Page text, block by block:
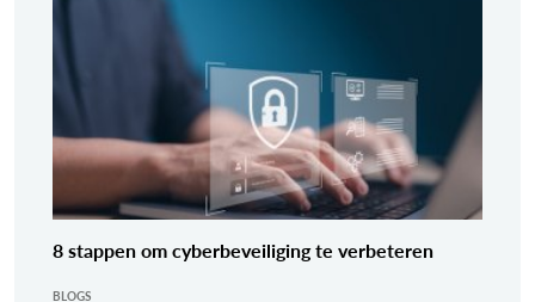
8 stappen om cyberbeveiliging te verbeteren
BLOGS